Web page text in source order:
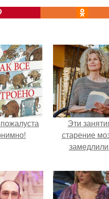
Эти
старение